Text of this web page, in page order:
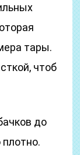
тары.
чтоб
до
плотно.